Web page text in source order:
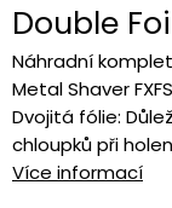
Double
Náhradní
Metal Shaver
Dvojitá fólie:
chloupků při
Více informací